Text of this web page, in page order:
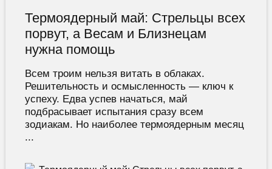
Термоядерный май: Стрельцы всех
порвут, а Весам и Близнецам
нужна помощь
Всем троим нельзя витать в облаках.
Решительность и осмысленность — ключ к
успеху. Едва успев начаться, май
подбрасывает испытания сразу всем
зодиакам. Но наиболее термоядерным месяц
...